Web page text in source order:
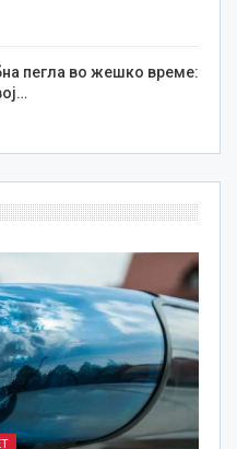
пегла во жешко време: